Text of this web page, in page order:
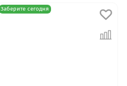
Заберите сегодня